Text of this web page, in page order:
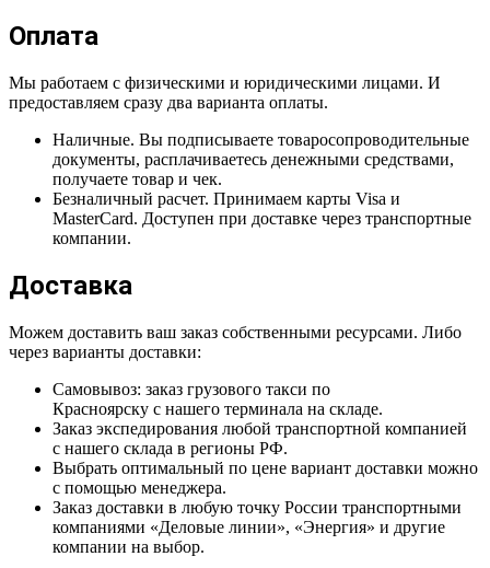
Оплата
Мы работаем с физическими и юридическими лицами. И
предоставляем сразу два варианта оплаты.
Наличные. Вы подписываете товаросопроводительные
документы, расплачиваетесь денежными средствами,
получаете товар и чек.
Безналичный расчет. Принимаем карты Visa и
MasterCard. Доступен при доставке через транспортные
компании.
Доставка
Можем доставить ваш заказ собственными ресурсами. Либо
через варианты доставки:
Самовывоз: заказ грузового такси по
Красноярску с нашего терминала на складе.
Заказ экспедирования любой транспортной компанией
с нашего склада в регионы РФ.
Выбрать оптимальный по цене вариант доставки можно
с помощью менеджера.
Заказ доставки в любую точку России транспортными
компаниями «Деловые линии», «Энергия» и другие
компании на выбор.